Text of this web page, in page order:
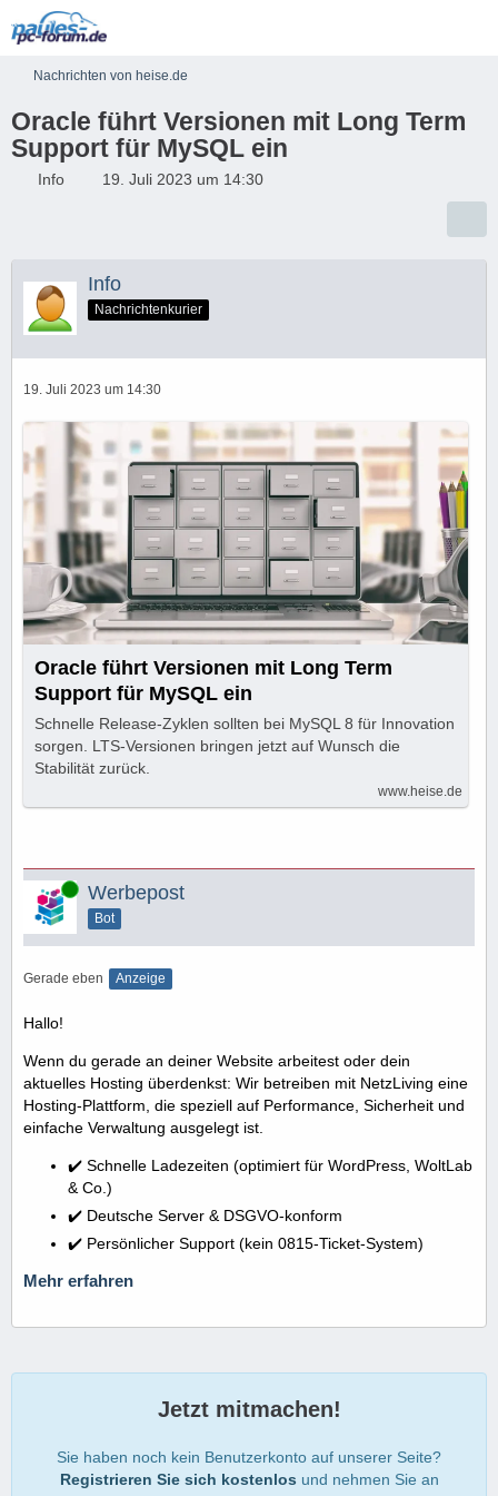
Nachrichten von heise.de
Oracle führt Versionen mit Long Term
Support für MySQL ein
Info 19. Juli 2023 um 14:30
Info
Nachrichtenkurier
19. Juli 2023 um 14:30
Oracle führt Versionen mit Long Term
Support für MySQL ein
Schnelle Release-Zyklen sollten bei MySQL 8 für Innovation
sorgen. LTS-Versionen bringen jetzt auf Wunsch die
Stabilität zurück.
www.heise.de
Online Werbepost
Bot
Gerade eben Anzeige
Hallo!
Wenn du gerade an deiner Website arbeitest oder dein
aktuelles Hosting überdenkst: Wir betreiben mit NetzLiving eine
Hosting-Plattform, die speziell auf Performance, Sicherheit und
einfache Verwaltung ausgelegt ist.
✔️ Schnelle Ladezeiten (optimiert für WordPress, WoltLab
& Co.)
✔️ Deutsche Server & DSGVO-konform
✔️ Persönlicher Support (kein 0815-Ticket-System)
Mehr erfahren
Jetzt mitmachen!
Sie haben noch kein Benutzerkonto auf unserer Seite?
Registrieren Sie sich kostenlos und nehmen Sie an